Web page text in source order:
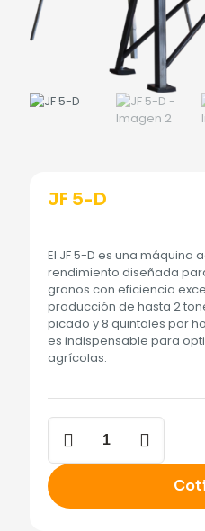
JF 5-D
El JF 5-D es una máquina
rendimiento diseñada
granos con eficiencia
producción de hasta 2
picado y 8 quintales por
es indispensable para
agrícolas.
JF
D
cantidad